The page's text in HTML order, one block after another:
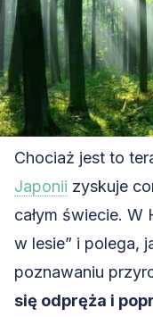
Chociaż jest to
Japonii zyskuje
całym świecie. W
w lesie” i polega,
poznawaniu
się odpręża i